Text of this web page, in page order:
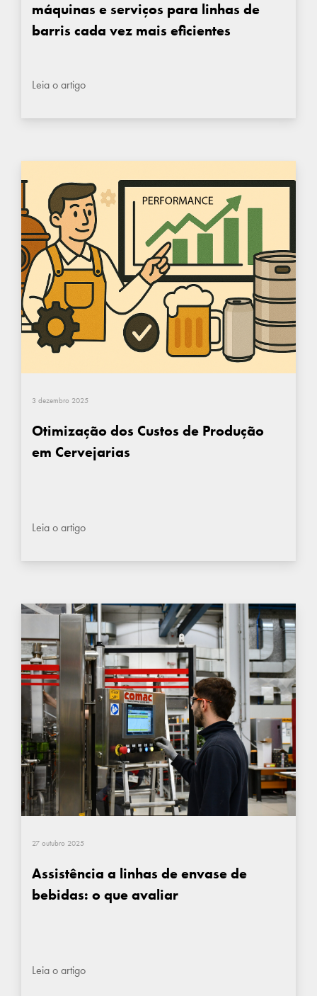
máquinas e serviços para linhas de
barris cada vez mais eficientes
Leia o artigo
3 dezembro 2025
Otimização dos Custos de Produção
em Cervejarias
Leia o artigo
27 outubro 2025
Assistência a linhas de envase de
bebidas: o que avaliar
Leia o artigo